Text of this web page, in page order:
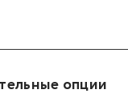
опции